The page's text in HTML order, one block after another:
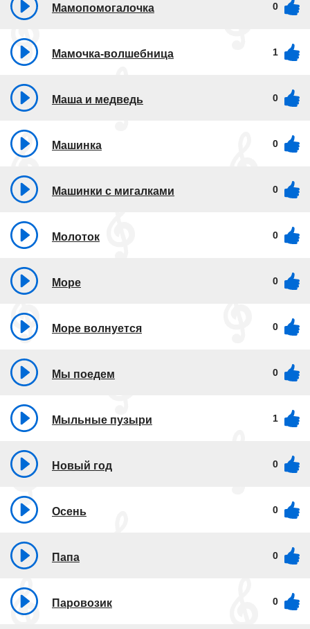
Мамопомогалочка 0
Мамочка-волшебница 1
Маша и медведь 0
Машинка 0
Машинки с мигалками 0
Молоток 0
Море 0
Море волнуется 0
Мы поедем 0
Мыльные пузыри 1
Новый год 0
Осень 0
Папа 0
Паровозик 0